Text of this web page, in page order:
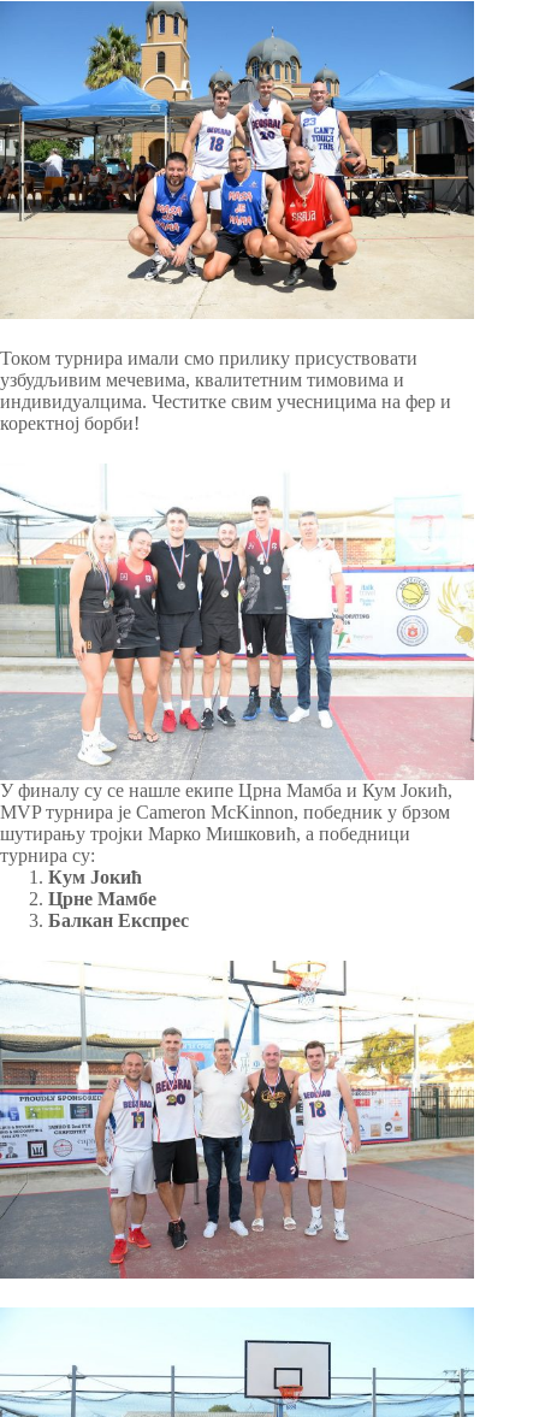
Током турнира имали смо прилику присуствовати
узбудљивим мечевима, квалитетним тимовима и
индивидуалцима. Честитке свим учесницима на фер и
коректној борби!
У финалу су се нашле екипе Црна Мамба и Кум Јокић,
MVP турнира је Cameron McKinnon, победник у брзом
шутирању тројки Марко Мишковић, а победници
турнира су:
Кум Јокић
Црне Мамбе
Балкан Експрес